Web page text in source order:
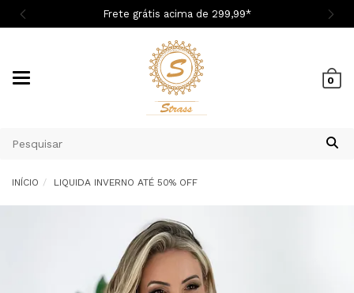
Cupom 1ª Compra BEMVINDASM
0
INÍCIO LIQUIDA INVERNO ATÉ 50% OFF